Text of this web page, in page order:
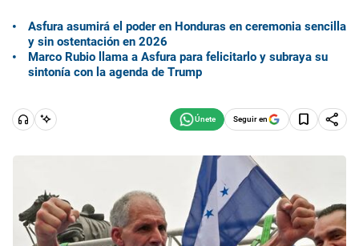
Asfura asumirá el poder en Honduras en ceremonia sencilla
y sin ostentación en 2026
Marco Rubio llama a Asfura para felicitarlo y subraya su
sintonía con la agenda de Trump
Seguir en